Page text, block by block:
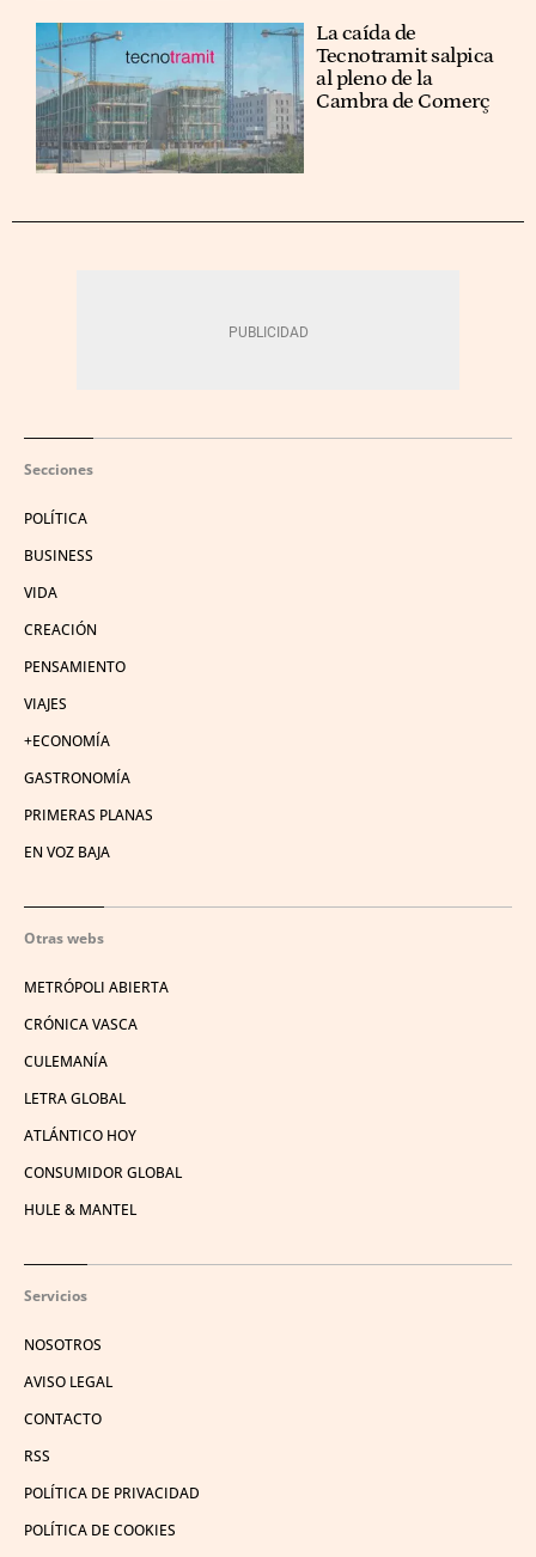
La caída de
Tecnotramit salpica
al pleno de la
Cambra de Comerç
Secciones
POLÍTICA
BUSINESS
VIDA
CREACIÓN
PENSAMIENTO
VIAJES
+ECONOMÍA
GASTRONOMÍA
PRIMERAS PLANAS
EN VOZ BAJA
Otras webs
METRÓPOLI ABIERTA
CRÓNICA VASCA
CULEMANÍA
LETRA GLOBAL
ATLÁNTICO HOY
CONSUMIDOR GLOBAL
HULE & MANTEL
Servicios
NOSOTROS
AVISO LEGAL
CONTACTO
RSS
POLÍTICA DE PRIVACIDAD
POLÍTICA DE COOKIES